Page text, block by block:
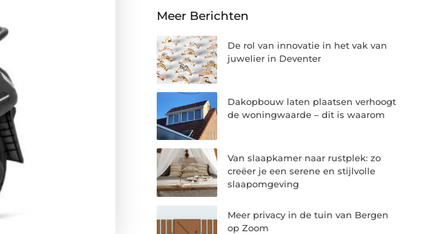
Meer Berichten
De rol van innovatie in het vak van
juwelier in Deventer
Dakopbouw laten plaatsen verhoogt
de woningwaarde – dit is waarom
Van slaapkamer naar rustplek: zo
creëer je een serene en stijlvolle
slaapomgeving
Meer privacy in de tuin van Bergen
op Zoom